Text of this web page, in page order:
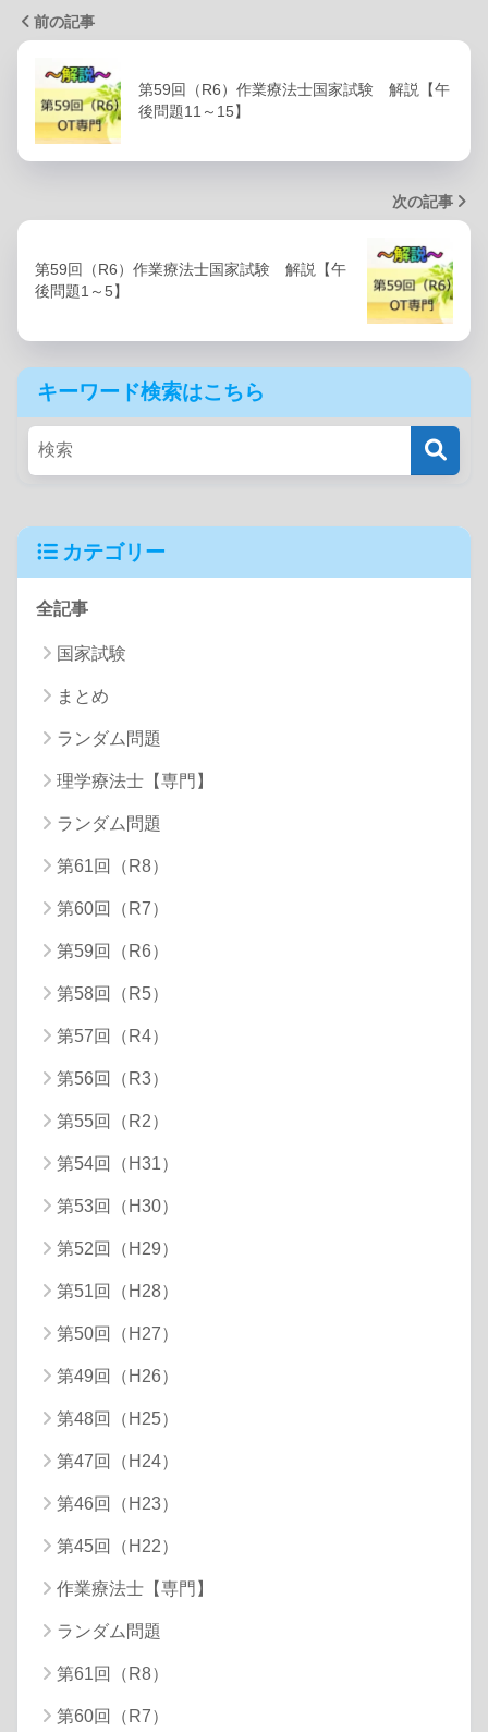
前の記事
第59回（R6）作業療法士国家試験 解説【午
後問題11～15】
次の記事
第59回（R6）作業療法士国家試験 解説【午
後問題1～5】
キーワード検索はこちら
カテゴリー
全記事
国家試験
まとめ
ランダム問題
理学療法士【専門】
ランダム問題
第61回（R8）
第60回（R7）
第59回（R6）
第58回（R5）
第57回（R4）
第56回（R3）
第55回（R2）
第54回（H31）
第53回（H30）
第52回（H29）
第51回（H28）
第50回（H27）
第49回（H26）
第48回（H25）
第47回（H24）
第46回（H23）
第45回（H22）
作業療法士【専門】
ランダム問題
第61回（R8）
第60回（R7）